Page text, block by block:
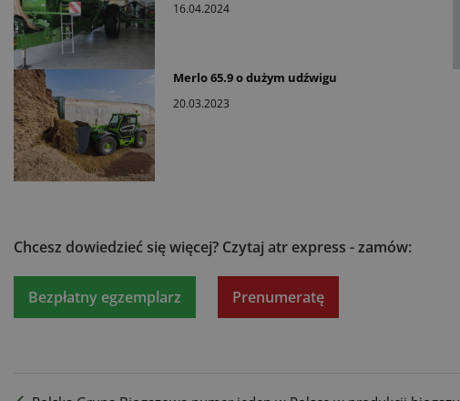
16.04.2024
Merlo 65.9 o dużym udźwigu
20.03.2023
Chcesz dowiedzieć się więcej? Czytaj atr express - zamów:
Bezpłatny egzemplarz Prenumeratę